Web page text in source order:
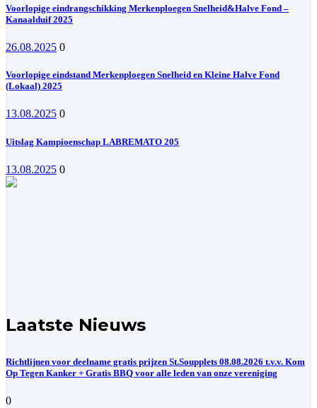
Voorlopige eindrangschikking Merkenploegen Snelheid&Halve Fond –
Kanaalduif 2025
26.08.2025 0
Voorlopige eindstand Merkenploegen Snelheid en Kleine Halve Fond
(Lokaal) 2025
13.08.2025 0
Uitslag Kampioenschap LABREMATO 205
13.08.2025 0
Laatste Nieuws
Richtlijnen voor deelname gratis prijzen St.Soupplets 08.08.2026 t.v.v. Kom
Op Tegen Kanker + Gratis BBQ voor alle leden van onze vereniging
0